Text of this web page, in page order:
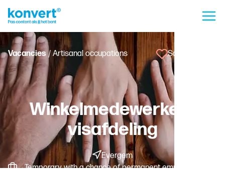
Vacancies / Artisanal occupations Save vacancy
Winkelmedewerker -
visafdeling
Evergem
Temporary with a chance of permanent employment -